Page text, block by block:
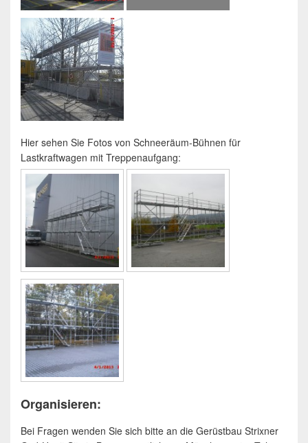
Hier sehen Sie Fotos von Schneeräum-Bühnen für
Lastkraftwagen mit Treppenaufgang:
Organisieren:
Bei Fragen wenden Sie sich bitte an die Gerüstbau Strixner